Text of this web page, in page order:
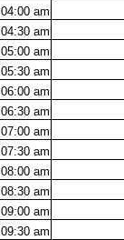
04:00 am
04:30 am
05:00 am
05:30 am
06:00 am
06:30 am
07:00 am
07:30 am
08:00 am
08:30 am
09:00 am
09:30 am